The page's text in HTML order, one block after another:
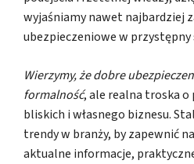
wyjaśniamy nawet najbardziej
ubezpieczeniowe w przystępny
Wierzymy, że dobre
formalność, ale realna troska o
bliskich i własnego biznesu.
trendy w branży, by zapewnić
aktualne informacje,